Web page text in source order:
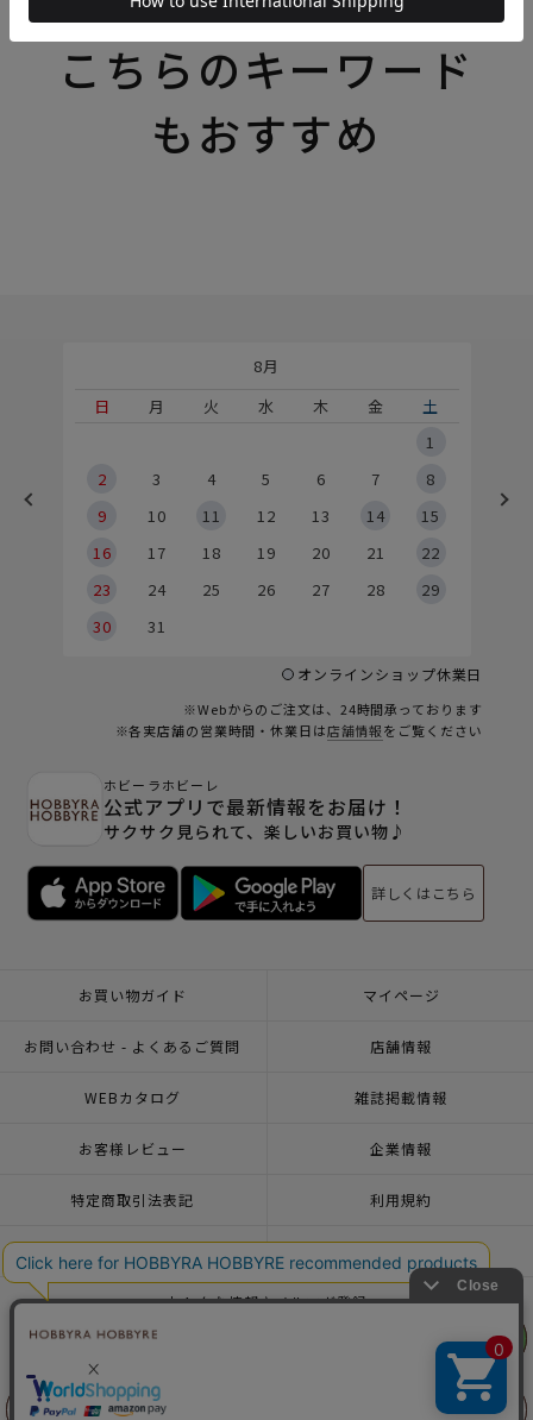
フェア
こちらのキーワード
もおすすめ
フェア
8月
日
月 火 水 木 金
土
1
2
3 4 5 6 7
8
9
10 11 12 13 14
15
16
17 18 19 20 21
22
23
24 25 26 27 28
29
30
31
オンラインショップ休業日
※Webからのご注文は、24時間承っております
※各実店舗の営業時間・休業日は店舗情報をご覧ください
ホビーラホビーレ
公式アプリで最新情報をお届け！
サクサク見られて、楽しいお買い物♪
詳しくはこちら
お買い物ガイド マイページ
お問い合わせ - よくあるご質問 店舗情報
WEBカタログ 雑誌掲載情報
お客様レビュー 企業情報
特定商取引法表記 利用規約
一緒に働こう♪求人情報
おトクな情報♪メルマガ登録
© 2026 HOBBYRA HOBBYRE CORPORATION ALL Rights Reserved